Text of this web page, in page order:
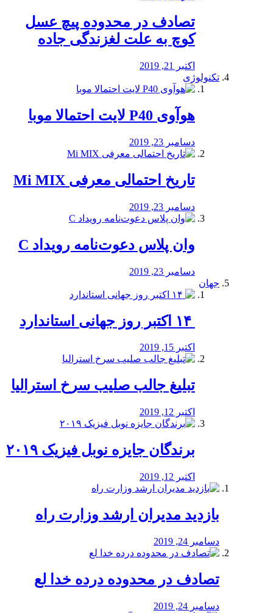
تصادف در محدوده پیچ عسل
کوچ به علت لغزندگی جاده
اکتبر 21, 2019
تکنولوژی
هوآوی P40 لایت احتمالا موبا
دسامبر 23, 2019
تاریخ احتمالی معرفی Mi MIX
دسامبر 23, 2019
وان پلاس دعوت‌نامه رویداد C
دسامبر 23, 2019
جهان
اکتبر 15, 2019
تبلیغ جالب صلیب سرخ استرالیا
اکتبر 12, 2019
برندگان جایزه نوبل فیزیک ۲۰۱۹
اکتبر 12, 2019
بازدید مدیران ارشد وزارت راه
دسامبر 24, 2019
تصادف در محدوده درده خدا لع
دسامبر 24, 2019